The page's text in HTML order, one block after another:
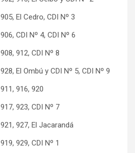
El Cedro, CDI Nº 3
CDI Nº 4, CDI Nº 6
912, CDI Nº 8
El Ombú y CDI Nº 5, CDI Nº 9
916, 920
923, CDI Nº 7
927, El Jacarandá
929, CDI Nº 1